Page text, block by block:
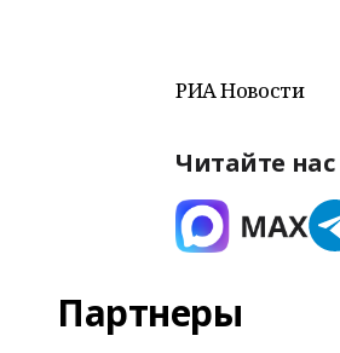
РИА Новости
Читайте нас
Партнеры